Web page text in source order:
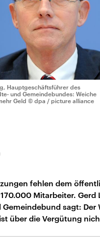
Hauptgeschäftsführer des
und Gemeindebundes: Weiche
Geld © dpa / picture alliance
fehlen dem
Mitarbeiter. Gerd
sagt: Der
über die Vergütung